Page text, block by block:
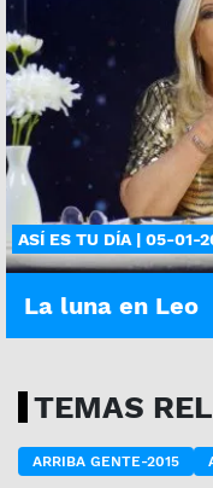
ASÍ ES TU DÍA | 05-01-
La luna en Leo
TEMAS
ARRIBA GENTE-2015